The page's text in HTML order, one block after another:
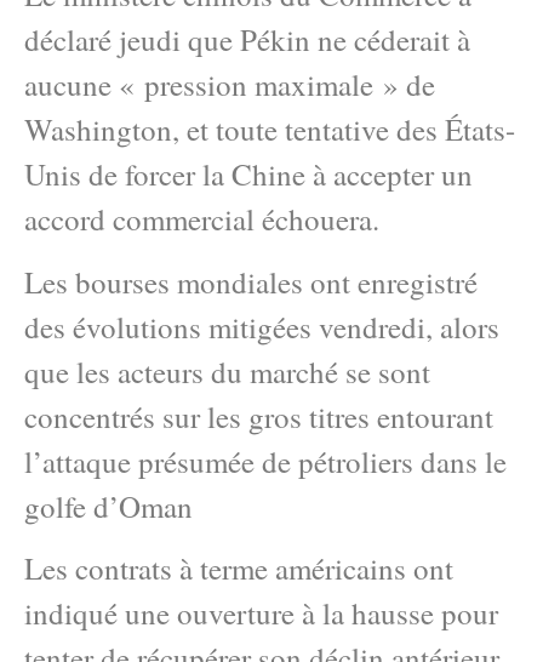
déclaré jeudi que Pékin ne céderait à
aucune « pression maximale » de
Washington, et toute tentative des États-
Unis de forcer la Chine à accepter un
accord commercial échouera.
Les bourses mondiales ont enregistré
des évolutions mitigées vendredi, alors
que les acteurs du marché se sont
concentrés sur les gros titres entourant
l’attaque présumée de pétroliers dans le
golfe d’Oman
Les contrats à terme américains ont
indiqué une ouverture à la hausse pour